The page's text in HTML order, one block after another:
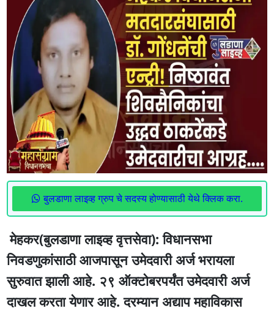
बुलडाणा लाइव्ह ग्रुप चे सदस्य होण्यासाठी येथे क्लिक करा.
मेहकर(बुलडाणा लाइव्ह वृत्तसेवा): विधानसभा
निवडणुकांसाठी आजपासून उमेदवारी अर्ज भरायला
सुरुवात झाली आहे. २९ ऑक्टोबरपर्यंत उमेदवारी अर्ज
दाखल करता येणार आहे. दरम्यान अद्याप महाविकास